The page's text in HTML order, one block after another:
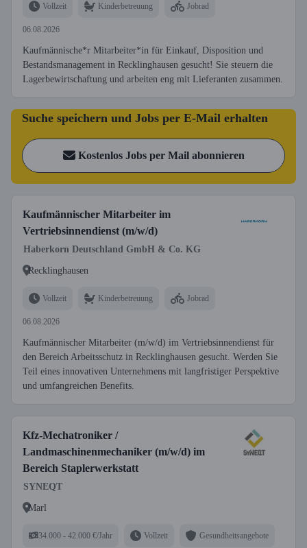
Vollzeit Kinderbetreuung Jobrad
06.08.2026
Kaufmännische*r Mitarbeiter*in für Einkauf, Disposition und
Bestandsmanagement in Recklinghausen gesucht! Sie steuern die
Lagerbewirtschaftung und arbeiten eng mit Lieferanten zusammen.
Suche speichern und Jobs per E-Mail erhalten
Kostenlos Jobs per Mail abonnieren
Kaufmännischer Mitarbeiter im
Vertriebsinnendienst (m/w/d)
Haberkorn Deutschland GmbH & Co. KG
Recklinghausen
Vollzeit Kinderbetreuung Jobrad
06.08.2026
Kaufmännischer Mitarbeiter (m/w/d) im Vertriebsinnendienst für
den Bereich Arbeitsschutz in Recklinghausen gesucht. Werden Sie
Teil eines innovativen Unternehmens mit langfristiger Perspektive
und umfangreichen Benefits.
Kfz-Mechatroniker /
Landmaschinenmechaniker (m/w/d) im
Bereich Staplerwerkstatt
SYNEQT
Marl
34.000 - 42.000 €/Jahr Vollzeit Gesundheitsangebote